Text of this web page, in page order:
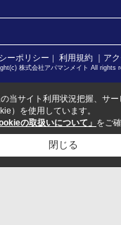
ーポリシー ｜ 利用規約 ｜ア
株式会社アパマンメイト All rights
当サイト利用状況把握、サー
）を使用しています。
の取扱いについて」 をご
閉じる